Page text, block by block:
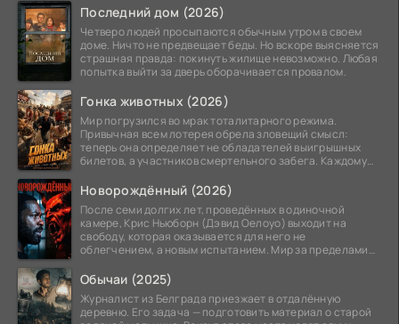
Последний дом (2026)
Четверо людей просыпаются обычным утром в своем
доме. Ничто не предвещает беды. Но вскоре выясняется
страшная правда: покинуть жилище невозможно. Любая
попытка выйти за дверь оборачивается провалом.
Гонка животных (2026)
Мир погрузился во мрак тоталитарного режима.
Привычная всем лотерея обрела зловещий смысл:
теперь она определяет не обладателей выигрышных
билетов, а участников смертельного забега. Каждому
Новорождённый (2026)
После семи долгих лет, проведённых в одиночной
камере, Крис Ньюборн (Дэвид Оелоуо) выходит на
свободу, которая оказывается для него не
облегчением, а новым испытанием. Мир за пределами
Обычаи (2025)
Журналист из Белграда приезжает в отдалённую
деревню. Его задача — подготовить материал о старой